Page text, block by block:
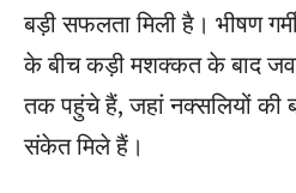
बड़ी सफलता मिली है। भीषण
के बीच कड़ी मशक्कत के बाद
तक पहुंचे हैं, जहां नक्सलियों की
संकेत मिले हैं।